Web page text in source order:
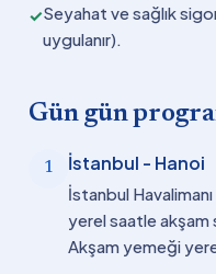
✓Seyahat ve sağlık
uygulanır).
Gün gün
1 İstanbul - Hanoi
İstanbul
yerel saatle akşam
Akşam yemeği